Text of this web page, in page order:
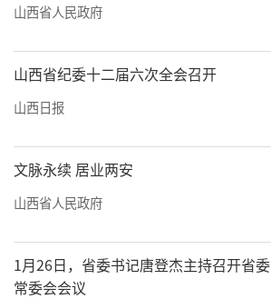
山西省人民政府
山西省纪委十二届六次全会召开
山西日报
文脉永续 居业两安
山西省人民政府
1月26日，省委书记唐登杰主持召开省委
常委会会议